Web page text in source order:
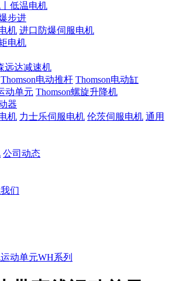
低温电机
步进
机 进口防爆伺服电机
电机
远达减速机
Thomson电动推杆 Thomson电动缸
动单元 Thomson螺旋升降机
器
机 力士乐伺服电机 伦茨伺服电机 通用
公司动态
们